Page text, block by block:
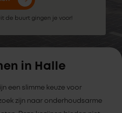
de buurt gingen je voor!
in Halle
een slimme keuze voor
zijn naar onderhoudsarme